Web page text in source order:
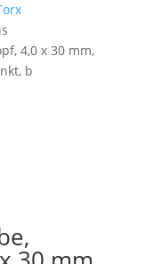
4,0 x 30 mm,
b